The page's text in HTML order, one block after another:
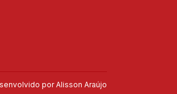
porAlisson Araújo